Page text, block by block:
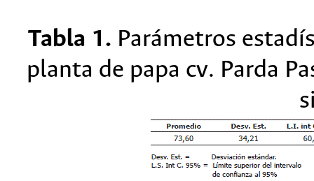
Tabla 1. Parámetros
planta de papa cv. Parda